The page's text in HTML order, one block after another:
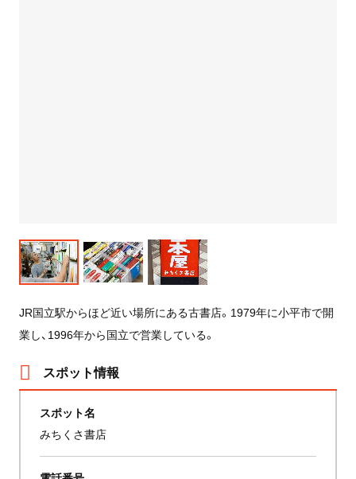
JR国立駅からほど近い場所にある古書店。1979年に小平市で開
業し、1996年から国立で営業している。
スポット情報
スポット名
みちくさ書店